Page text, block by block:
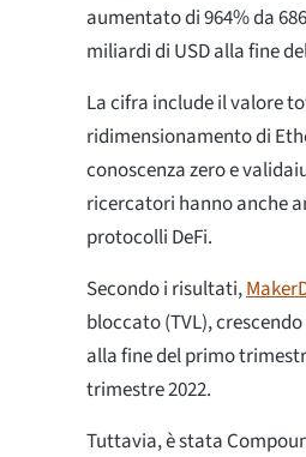
aumentato di 964% da
miliardi di USD alla fine
La cifra include il valore
ridimensionamento di
conoscenza zero e
ricercatori hanno anche
protocolli DeFi.
Secondo i risultati,
bloccato (TVL),
alla fine del primo
trimestre 2022.
Tuttavia, è stata